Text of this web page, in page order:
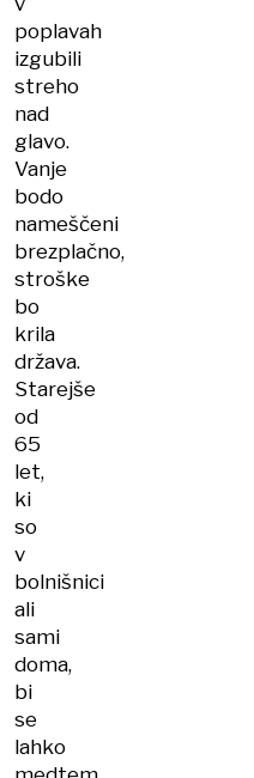
poplavah
izgubili
streho
nad
glavo.
Vanje
bodo
nameščeni
brezplačno,
stroške
bo
krila
država.
Starejše
od
65
let,
ki
so
v
bolnišnici
ali
sami
doma,
bi
se
lahko